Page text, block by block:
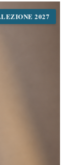
2027